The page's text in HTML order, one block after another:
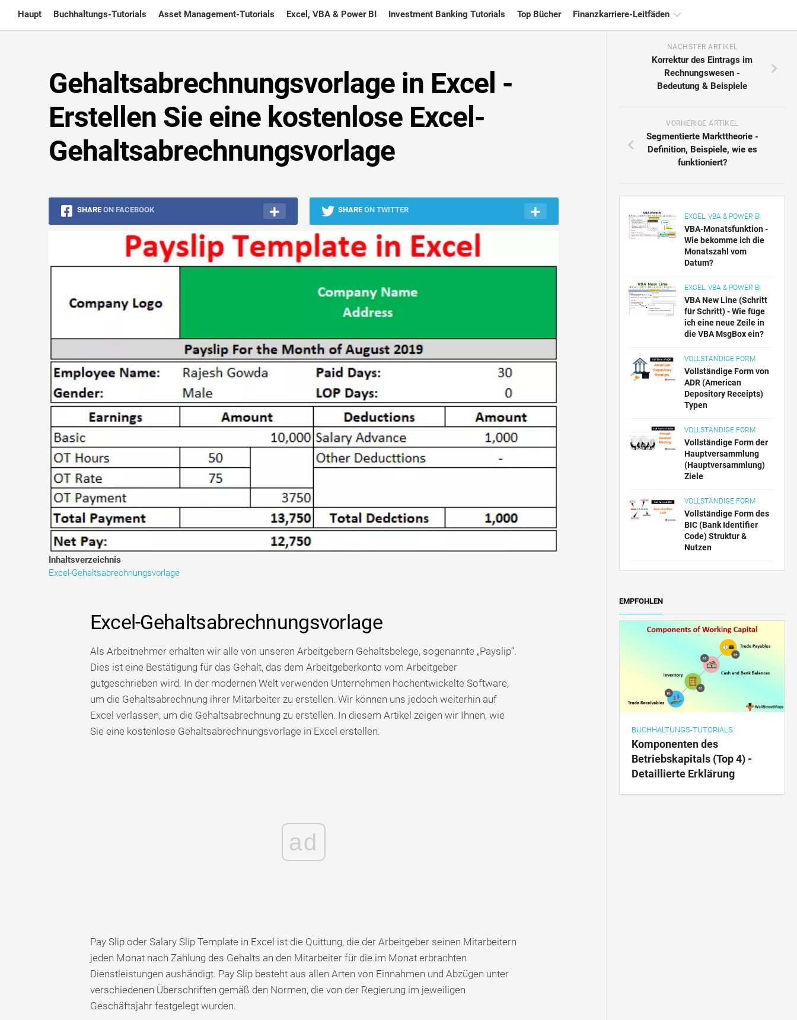
content
Haupt Buchhaltungs-Tutorials Asset Management-Tutorials Excel, VBA & Power BI Investment Banking Tutorials Top Bücher Finanzkarriere-Leitfäden
Finanzzertifizierung
Finanzmodellierung
Risikomanagement-
Gehaltsabrechnungsvorlage in Excel -
Erstellen Sie eine kostenlose Excel-
Gehaltsabrechnungsvorlage
SHARE ON FACEBOOK SHARE ON TWITTER
Inhaltsverzeichnis
Excel-Gehaltsabrechnungsvorlage
Excel-Gehaltsabrechnungsvorlage
Als Arbeitnehmer erhalten wir alle von unseren Arbeitgebern Gehaltsbelege, sogenannte „Payslip“.
Dies ist eine Bestätigung für das Gehalt, das dem Arbeitgeberkonto vom Arbeitgeber
gutgeschrieben wird. In der modernen Welt verwenden Unternehmen hochentwickelte Software,
um die Gehaltsabrechnung ihrer Mitarbeiter zu erstellen. Wir können uns jedoch weiterhin auf
Excel verlassen, um die Gehaltsabrechnung zu erstellen. In diesem Artikel zeigen wir Ihnen, wie
Sie eine kostenlose Gehaltsabrechnungsvorlage in Excel erstellen.
ad
Pay Slip oder Salary Slip Template in Excel ist die Quittung, die der Arbeitgeber seinen Mitarbeitern
jeden Monat nach Zahlung des Gehalts an den Mitarbeiter für die im Monat erbrachten
Dienstleistungen aushändigt. Pay Slip besteht aus allen Arten von Einnahmen und Abzügen unter
verschiedenen Überschriften gemäß den Normen, die von der Regierung im jeweiligen
Geschäftsjahr festgelegt wurden.
NÄCHSTER ARTIKEL
Korrektur des Eintrags im
Rechnungswesen -
Bedeutung & Beispiele
VORHERIGE ARTIKEL
Segmentierte Markttheorie -
Definition, Beispiele, wie es
funktioniert?
EXCEL, VBA & POWER BI
VBA-Monatsfunktion -
Wie bekomme ich die
Monatszahl vom
Datum?
EXCEL, VBA & POWER BI
VBA New Line (Schritt
für Schritt) - Wie füge
ich eine neue Zeile in
die VBA MsgBox ein?
VOLLSTÄNDIGE FORM
Vollständige Form von
ADR (American
Depository Receipts)
Typen
VOLLSTÄNDIGE FORM
Vollständige Form der
Hauptversammlung
(Hauptversammlung)
Ziele
VOLLSTÄNDIGE FORM
Vollständige Form des
BIC (Bank Identifier
Code) Struktur &
Nutzen
EMPFOHLEN
BUCHHALTUNGS-TUTORIALS
Komponenten des
Betriebskapitals (Top 4) -
Detaillierte Erklärung